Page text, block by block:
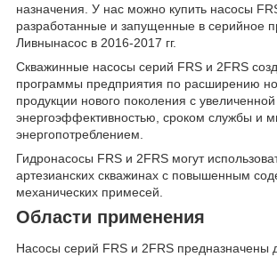
назначения. У нас можно купить насосы
разработанные и запущенные в серийное
Ливнынасос в 2016-2017 гг.
Скважинные насосы серий FRS и 2FRS
программы предприятия по расширению
продукции нового поколения с увеличенной
энергоэффективностью, сроком службы и
энергопотреблением.
Гидронасосы FRS и 2FRS могут
артезианских скважинах с повышенным
механических примесей.
Области применения
Насосы серий FRS и 2FRS предназначены